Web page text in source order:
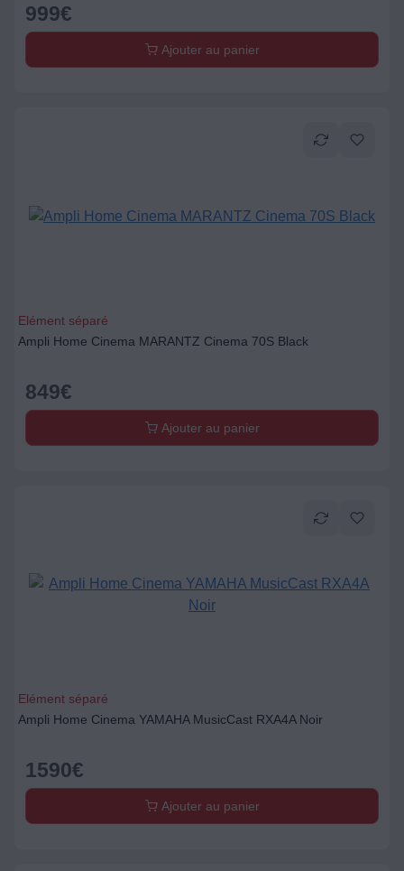
999€
Ajouter au panier
Elément séparé
Ampli Home Cinema MARANTZ Cinema 70S Black
849€
Ajouter au panier
Elément séparé
Ampli Home Cinema YAMAHA MusicCast RXA4A Noir
1590€
Ajouter au panier